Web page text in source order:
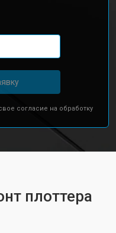
согласие на обработку
плоттера